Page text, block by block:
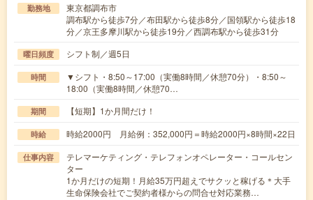
勤務地
東京都調布市
調布駅から徒歩7分／布田駅から徒歩8分／国領駅から徒歩18
分／京王多摩川駅から徒歩19分／西調布駅から徒歩31分
曜日頻度 シフト制／週5日
時間
▼シフト・8:50～17:00（実働8時間／休憩70分）・8:50～
18:00（実働8時間／休憩70…
期間 【短期】1か月間だけ！
時給 時給2000円 月給例：352,000円＝時給2000円×8時間×22日
仕事内容
テレマーケティング・テレフォンオペレーター・コールセン
ター
1か月だけの短期！月給35万円超えでサクッと稼げる＊大手
生命保険会社でご契約者様からの問合せ対応業務…